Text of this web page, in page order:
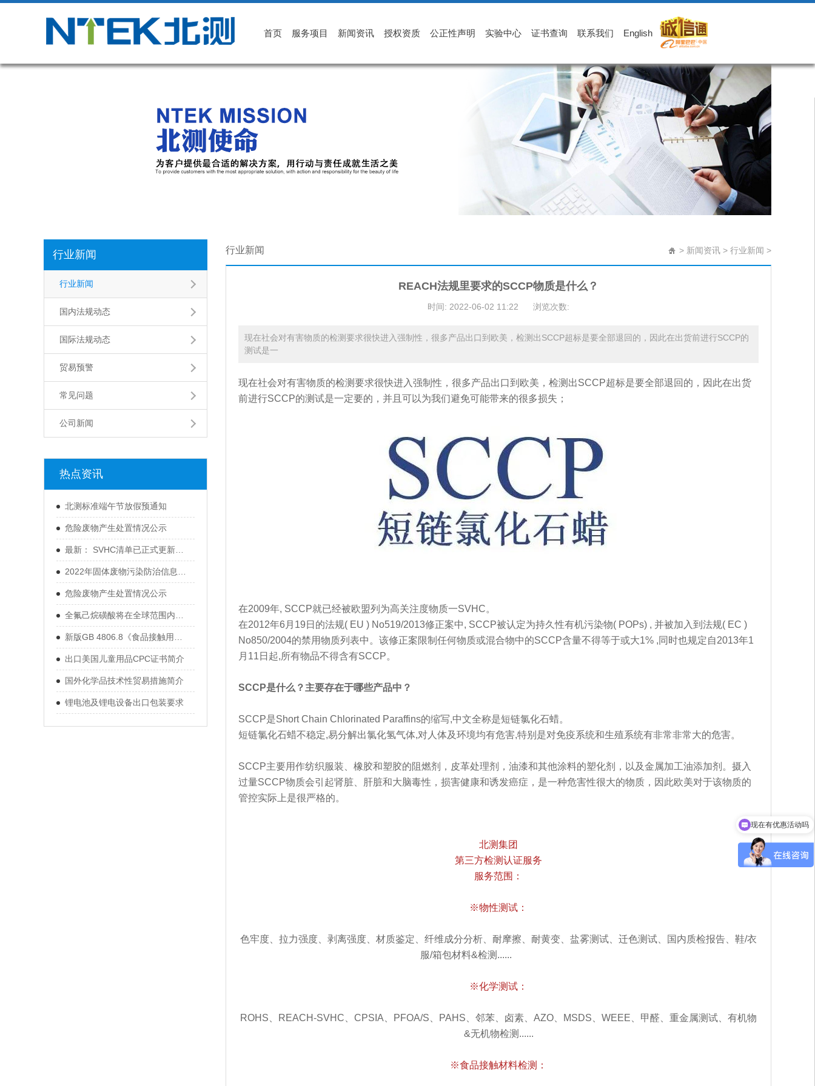
首页 服务项目 新闻资讯 授权资质 公正性声明 实验中心 证书查询 联系我们 English
行业新闻
行业新闻
国内法规动态
国际法规动态
贸易预警
常见问题
公司新闻
热点资讯
北测标准端午节放假预通知
危险废物产生处置情况公示
最新： SVHC清单已正式更新至233项！
2022年固体废物污染防治信息公开（第
危险废物产生处置情况公示
全氟己烷磺酸将在全球范围内被禁用
新版GB 4806.8《食品接触用纸和纸板材
出口美国儿童用品CPC证书简介
国外化学品技术性贸易措施简介
锂电池及锂电设备出口包装要求
行业新闻 > 新闻资讯 > 行业新闻 >
REACH法规里要求的SCCP物质是什么？
时间: 2022-06-02 11:22 浏览次数:
现在社会对有害物质的检测要求很快进入强制性，很多产品出口到欧美，检测出SCCP超标是要全部退回的，因此在出货前进行SCCP的
测试是一
现在社会对有害物质的检测要求很快进入强制性，很多产品出口到欧美，检测出SCCP超标是要全部退回的，因此在出货
前进行SCCP的测试是一定要的，并且可以为我们避免可能带来的很多损失；
在2009年, SCCP就已经被欧盟列为高关注度物质一SVHC。
在2012年6月19日的法规( EU ) No519/2013修正案中, SCCP被认定为持久性有机污染物( POPs) , 并被加入到法规( EC )
No850/2004的禁用物质列表中。该修正案限制任何物质或混合物中的SCCP含量不得等于或大1% ,同时也规定自2013年1
月11日起,所有物品不得含有SCCP。
SCCP是什么？主要存在于哪些产品中？
SCCP是Short Chain Chlorinated Paraffins的缩写,中文全称是短链氯化石蜡。
短链氯化石蜡不稳定,易分解出氯化氢气体,对人体及环境均有危害,特别是对免疫系统和生殖系统有非常非常大的危害。
SCCP主要用作纺织服装、橡胶和塑胶的阻燃剂，皮革处理剂，油漆和其他涂料的塑化剂，以及金属加工油添加剂。摄入
过量SCCP物质会引起肾脏、肝脏和大脑毒性，损害健康和诱发癌症，是一种危害性很大的物质，因此欧美对于该物质的
管控实际上是很严格的。
北测集团
第三方检测认证服务
服务范围：
※物性测试：
色牢度、拉力强度、剥离强度、材质鉴定、纤维成分分析、耐摩擦、耐黄变、盐雾测试、迁色测试、国内质检报告、鞋/衣
服/箱包材料&检测......
※化学测试：
ROHS、REACH-SVHC、CPSIA、PFOA/S、PAHS、邻苯、卤素、AZO、MSDS、WEEE、甲醛、重金属测试、有机物
&无机物检测......
※食品接触材料检测：
现在有优惠活动吗